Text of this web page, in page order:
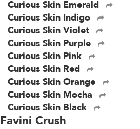
Curious Skin Emerald
Curious Skin Indigo
Curious Skin Violet
Curious Skin Purple
Curious Skin Pink
Curious Skin Red
Curious Skin Orange
Curious Skin Mocha
Curious Skin Black
Favini Crush